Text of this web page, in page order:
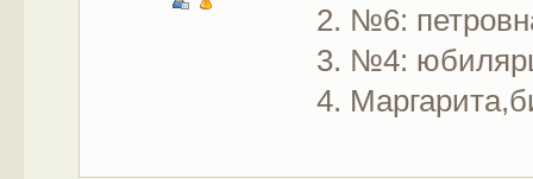
2. №6:
3. №4:
4.